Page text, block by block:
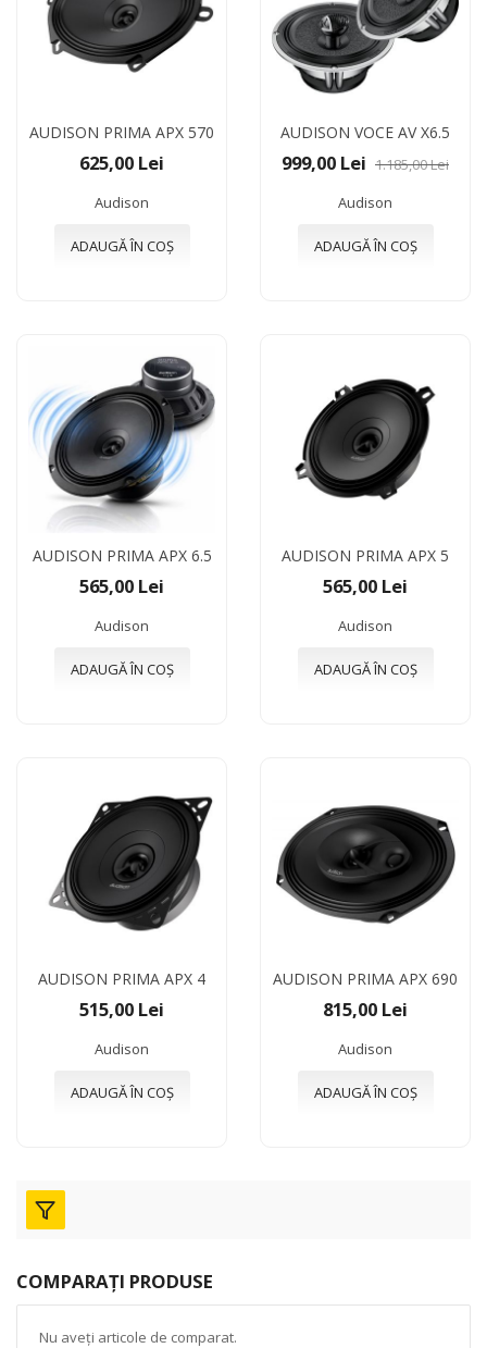
AUDISON PRIMA APX 570
625,00 Lei
Audison
ADAUGĂ ÎN COȘ
AUDISON VOCE AV X6.5
999,00 Lei 1.185,00 Lei
Audison
ADAUGĂ ÎN COȘ
AUDISON PRIMA APX 6.5
565,00 Lei
Audison
ADAUGĂ ÎN COȘ
AUDISON PRIMA APX 5
565,00 Lei
Audison
ADAUGĂ ÎN COȘ
AUDISON PRIMA APX 4
515,00 Lei
Audison
ADAUGĂ ÎN COȘ
AUDISON PRIMA APX 690
815,00 Lei
Audison
ADAUGĂ ÎN COȘ
COMPARAȚI PRODUSE
Nu aveți articole de comparat.